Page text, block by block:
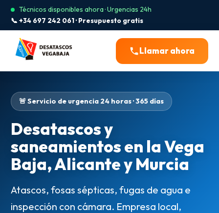
Técnicos disponibles ahora · Urgencias 24h
📞 +34 697 242 061 · Presupuesto gratis
Llamar ahora
🚨 Servicio de urgencia 24 horas · 365 días
Desatascos y
saneamientos en la Vega
Baja, Alicante y Murcia
Atascos, fosas sépticas, fugas de agua e
inspección con cámara. Empresa local,